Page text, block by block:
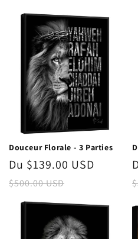
Douceur Florale - 3 Parties
Prix
promotionnel
Du $139.00 USD
$500.00 USD